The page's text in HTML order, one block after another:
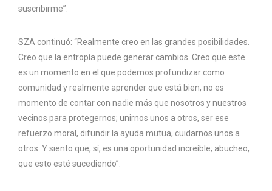
suscribirme”.
SZA continuó: “Realmente creo en las grandes posibilidades.
Creo que la entropía puede generar cambios. Creo que este
es un momento en el que podemos profundizar como
comunidad y realmente aprender que está bien, no es
momento de contar con nadie más que nosotros y nuestros
vecinos para protegernos; unirnos unos a otros, ser ese
refuerzo moral, difundir la ayuda mutua, cuidarnos unos a
otros. Y siento que, sí, es una oportunidad increíble; abucheo,
que esto esté sucediendo”.